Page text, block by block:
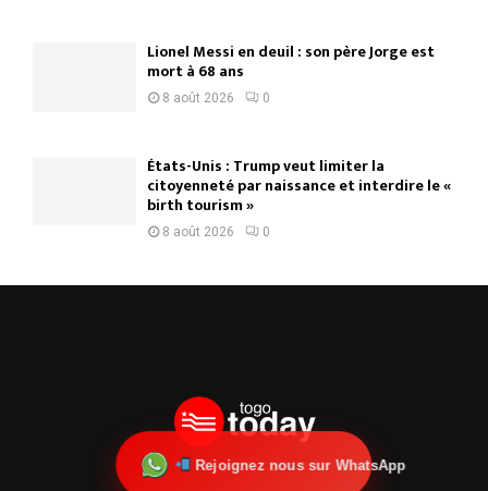
Lionel Messi en deuil : son père Jorge est
mort à 68 ans
8 août 2026 0
États-Unis : Trump veut limiter la
citoyenneté par naissance et interdire le «
birth tourism »
8 août 2026 0
Rejoignez nous sur WhatsApp